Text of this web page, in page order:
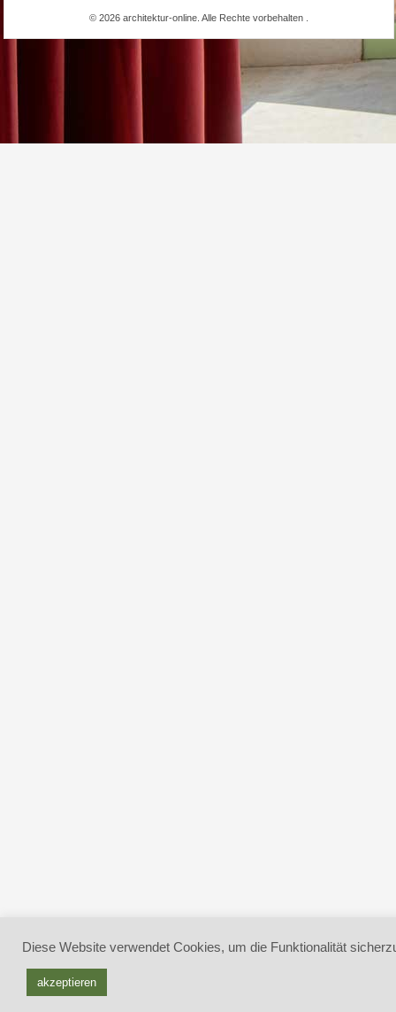
© 2026 architektur-online. Alle Rechte vorbehalten .
Diese Website verwendet Cookies, um die Funktionalität
akzeptieren